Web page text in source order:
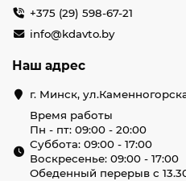
+375 (29) 598-67-21
info@kdavto.by
Наш адрес
г. Минск,
Время работы
Пн - пт: 09:00 - 20:00
Суббота: 09:00 - 17:00
Воскресенье: 09:00 - 17:00
Обеденный перерыв с